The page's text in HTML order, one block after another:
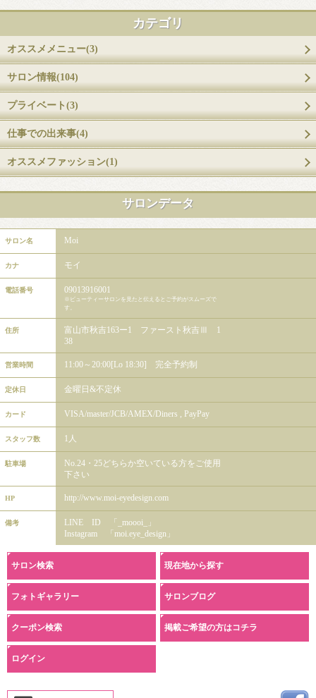
カテゴリ
オススメメニュー(3)
サロン情報(104)
プライベート(3)
仕事での出来事(4)
オススメファッション(1)
サロンデータ
サロン名 Moi
カナ モイ
電話番号 09013916001
※ビューティーサロンを見たと伝えるとご予約がスムーズで
す。
住所
富山市秋吉163ー1 ファースト秋吉Ⅲ 1
38
営業時間 11:00～20:00[Lo 18:30] 完全予約制
定休日 金曜日&不定休
カード VISA/master/JCB/AMEX/Diners , PayPay
スタッフ数 1人
駐車場
No.24・25どちらか空いている方をご使用
下さい
HP http://www.moi-eyedesign.com
備考
LINE ID 「_moooi_」
Instagram 「moi.eye_design」
サロン検索 現在地から探す
フォトギャラリー サロンブログ
クーポン検索 掲載ご希望の方はコチラ
ログイン